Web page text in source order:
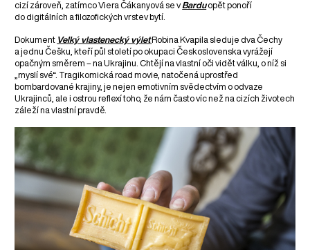
cizí zároveň, zatímco Viera Čákanyová se vBarduopět ponoří
do digitálních a filozofických vrstev bytí.
Dokument Velký vlastenecký výletRobina Kvapila sleduje dva Čechy
a jednu Češku, kteří půl století po okupaci Československa vyrážejí
opačným směrem – na Ukrajinu. Chtějí na vlastní oči vidět válku, o níž si
„myslí své“. Tragikomická road movie, natočená uprostřed
bombardované krajiny, je nejen emotivním svědectvím o odvaze
Ukrajinců, ale i ostrou reflexí toho, že nám často víc než na cizích životech
záleží na vlastní pravdě.